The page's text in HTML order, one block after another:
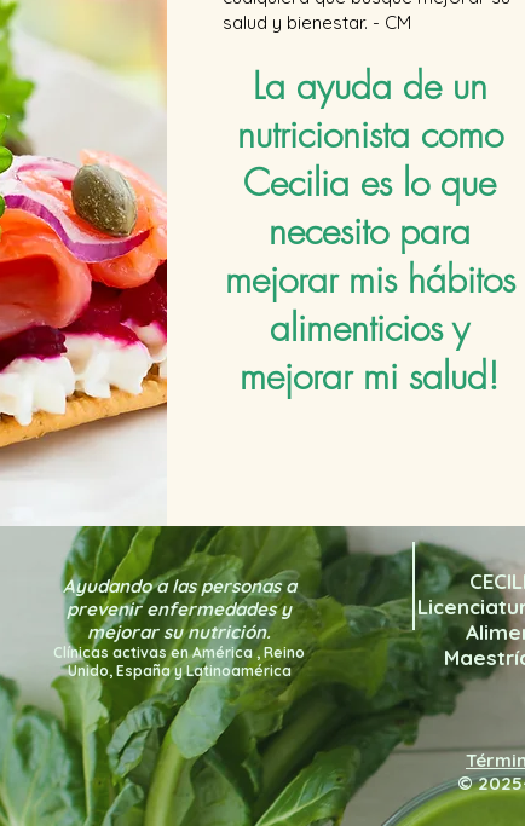
salud y bienestar. - CM
La ayuda de un
nutricionista como
Cecilia es lo que
necesito para
mejorar mis hábitos
alimenticios y
mejorar mi salud!
Ayudando a las personas a
prevenir enfermedades y
mejorar su nutrición.
Clínicas activas en América , Reino
Unido, España y Latinoamérica
©